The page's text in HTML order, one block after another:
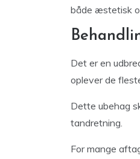
både æstetisk
Det er en
oplever de
Dette ubehag
tandretning.
For mange